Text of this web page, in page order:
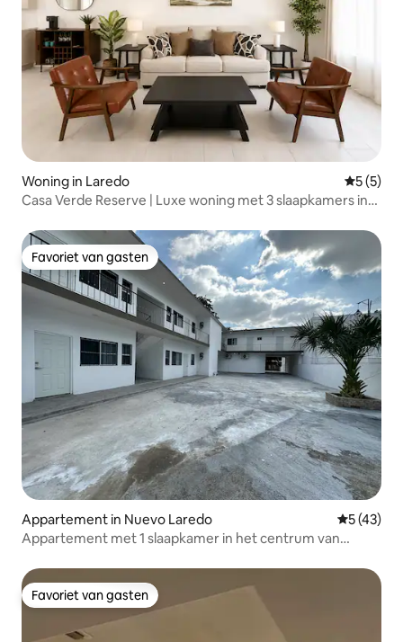
Woning in Laredo
5 (5)
Casa Verde Reserve | Luxe woning met 3 slaapkamers in
Favoriet van gasten
Favoriet van gasten
Appartement in Nuevo Laredo
5 (43)
Appartement met 1 slaapkamer in het centrum van
Favoriet van gasten
Favoriet van gasten